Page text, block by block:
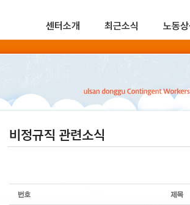
센터소개 최근소식 노동상
비정규직 관련소식